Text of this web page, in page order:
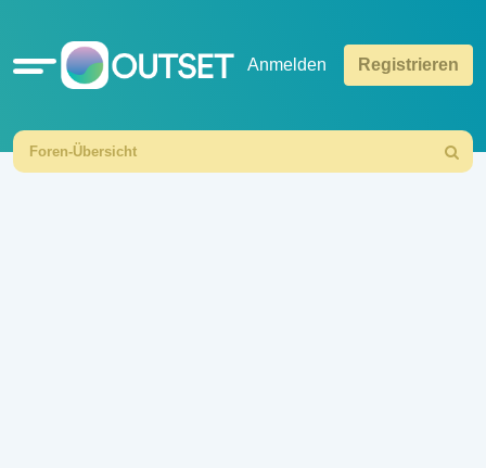
Schnellzugriff Anmelden Registrieren
Foren-Übersicht
Suche